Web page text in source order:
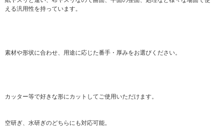
える汎用性を持っています。
素材や形状に合わせ、用途に応じた番手・厚みをお選びください。
カッター等で好きな形にカットしてご使用いただけます。
空研ぎ、水研ぎのどちらにも対応可能。